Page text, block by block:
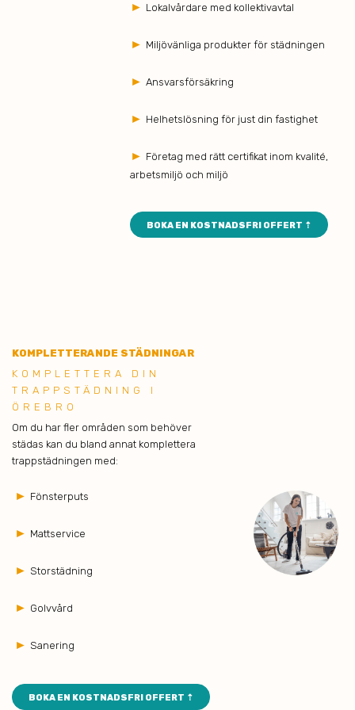
► Lokalvårdare med kollektivavtal
► Miljövänliga produkter för städningen
►Ansvarsförsäkring
► Helhetslösning för just din fastighet
► Företag med rätt certifikat inom kvalité,
arbetsmiljö och miljö
BOKA EN KOSTNADSFRI OFFERT ⇡
KOMPLETTERANDE STÄDNINGAR
KOMPLETTERA DIN
TRAPPSTÄDNING I
ÖREBRO
Om du har fler områden som behöver
städas kan du bland annat komplettera
trappstädningen med:
► Fönsterputs
► Mattservice
► Storstädning
► Golvvård
► Sanering
BOKA EN KOSTNADSFRI OFFERT ⇡